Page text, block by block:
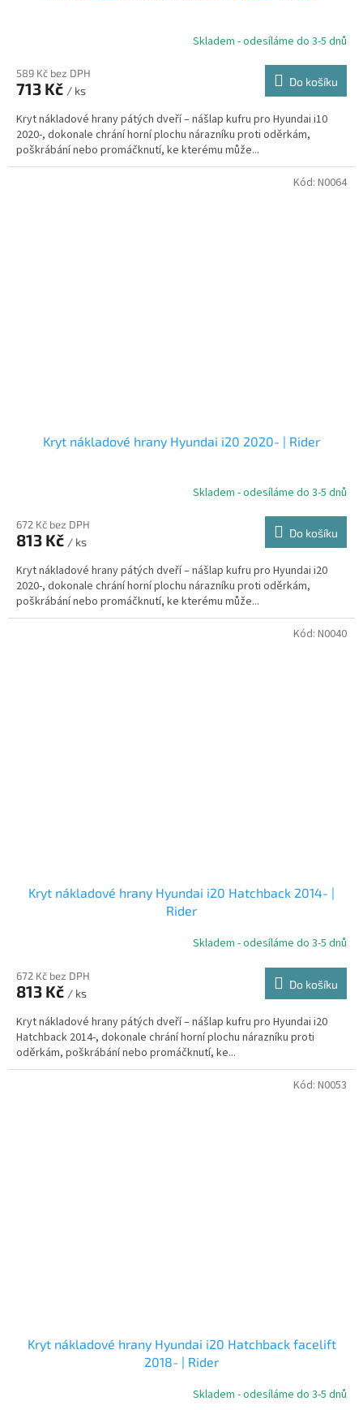
Skladem - odesíláme do 3-5 dnů
589 Kč bez DPH
713 Kč / ks
Do košíku
Kryt nákladové hrany pátých dveří – nášlap kufru pro Hyundai i10
2020-, dokonale chrání horní plochu nárazníku proti oděrkám,
poškrábání nebo promáčknutí, ke kterému může...
Kryt nákladové hrany Hyundai i20 2020- | Rider
Skladem - odesíláme do 3-5 dnů
672 Kč bez DPH
813 Kč / ks
Do košíku
Kryt nákladové hrany pátých dveří – nášlap kufru pro Hyundai i20
2020-, dokonale chrání horní plochu nárazníku proti oděrkám,
poškrábání nebo promáčknutí, ke kterému může...
Kód: N0064
Kryt nákladové hrany Hyundai i20 Hatchback 2014- |
Rider
Skladem - odesíláme do 3-5 dnů
672 Kč bez DPH
813 Kč / ks
Do košíku
Kryt nákladové hrany pátých dveří – nášlap kufru pro Hyundai i20
Hatchback 2014-, dokonale chrání horní plochu nárazníku proti
oděrkám, poškrábání nebo promáčknutí, ke...
Kód: N0040
Kryt nákladové hrany Hyundai i20 Hatchback facelift
2018- | Rider
Skladem - odesíláme do 3-5 dnů
Kód: N0053